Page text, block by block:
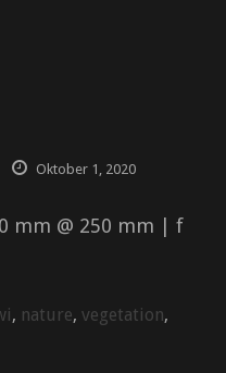
Oktober 1, 2020
mm @ 250 mm | f
, nature, vegetation,